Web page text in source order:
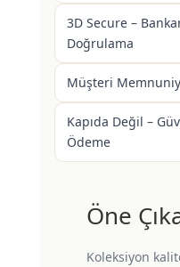
3D Secure –
Doğrulama
Müşteri
Kapıda Değil –
Ödeme
Öne
Koleksiyon